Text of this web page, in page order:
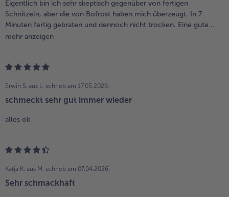
Eigentlich bin ich sehr skeptisch gegenüber von fertigen
Schnitzeln, aber die von Bofrost haben mich überzeugt. In 7
Minuten fertig gebraten und dennoch nicht trocken. Eine gute...
mehr anzeigen
Erwin S. aus L. schrieb am 17.05.2026:
schmeckt sehr gut immer wieder
alles ok
Katja K. aus M. schrieb am 07.04.2026:
Sehr schmackhaft